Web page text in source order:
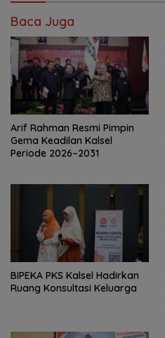
Baca Juga
Arif Rahman Resmi Pimpin
Gema Keadilan Kalsel
Periode 2026–2031
‎BIPEKA PKS Kalsel Hadirkan
Ruang Konsultasi Keluarga ‎